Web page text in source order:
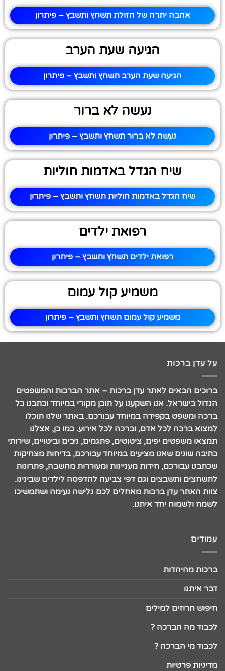
אהבה יתרה של הזולת תשחץ ותשבץ – פיתרון
הגיעה שעת הערב
הגיעה שעת הערב תשחץ ותשבץ – פיתרון
נעשה לא ברור
נעשה לא ברור תשחץ ותשבץ – פיתרון
שיח הגדל באדמות חוליות
שיח הגדל באדמות חוליות תשחץ ותשבץ – פיתרון
רפואת ילדים
רפואת ילדים תשחץ ותשבץ – פיתרון
משמיע קול עמום
משמיע קול עמום תשחץ ותשבץ – פיתרון
על עדן ברכות
ברוכים הבאים לאתר עדן ברכות – אתר הברכות והמשפטים
הגדול בישראל. אנו השקענו על תוכן מקורי במיוחד וכתבנו כל
ברכה ומשפט בקפידה במיוחד עבורכם. באתר שלנו תוכלו
למצוא ברכה לכל אדם, וברכה לכל אירוע. כמו כן, אצלנו
תמצאו משפטים יפים, ציטוטים, פתגמים, ניבים וביטויים, שירותי
כתיבה שונים שאנו מציעים במיוחד עבורכם, בדיחות מצחיקות
שכתבנו עבורכם, חידות מעניינות ומעוררות מחשבה, פתרונות
לתשחצים ותשבצים וגם דפי צביעה להדפסה לילדים שבינינו.
צוות האתר עדן ברכות מאחלים לכם גלישה נעימה ושתמשיכו
לשמח ולשמוח יחד איתנו.
עמודים
ברכות מהיהדות
דבר איתנו
חיפוש חרוזים למילים
לכבוד מה הברכה ?
לכבוד מי הברכה ?
מדיניות פרטיות